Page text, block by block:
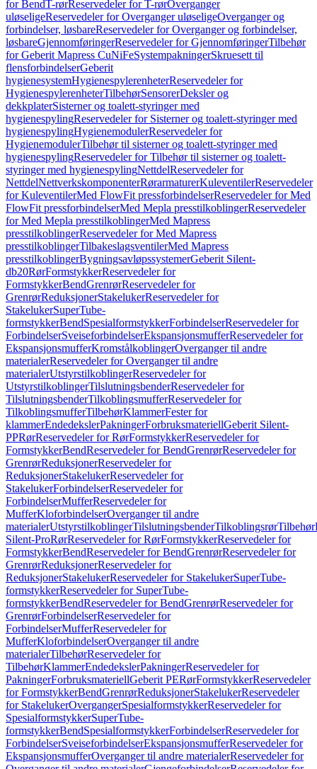
for BendT-rørReservedeler for T-rørOverganger
uløseligeReservedeler for Overganger uløseligeOverganger og
forbindelser, løsbareReservedeler for Overganger og forbindelser,
løsbareGjennomføringerReservedeler for GjennomføringerTilbehør
for Geberit Mapress CuNiFeSystempakningerSkruesett til
flensforbindelserGeberit
hygienesystemHygienespylerenheterReservedeler for
HygienespylerenheterTilbehørSensorerDeksler og
dekkplaterSisterner og toalett-styringer med
hygienespylingReservedeler for Sisterner og toalett-styringer med
hygienespylingHygienemodulerReservedeler for
HygienemodulerTilbehør til sisterner og toalett-styringer med
hygienespylingReservedeler for Tilbehør til sisterner og toalett-
styringer med hygienespylingNettdelReservedeler for
NettdelNettverkskomponenterRørarmaturerKuleventilerReservedeler
for KuleventilerMed FlowFit pressforbindelserReservedeler for Med
FlowFit pressforbindelserMed Mepla presstilkoblingerReservedeler
for Med Mepla presstilkoblingerMed Mapress
presstilkoblingerReservedeler for Med Mapress
presstilkoblingerTilbakeslagsventilerMed Mapress
presstilkoblingerBygningsavløpssystemerGeberit Silent-
db20RørFormstykkerReservedeler for
FormstykkerBendGrenrørReservedeler for
GrenrørReduksjonerStakelukerReservedeler for
StakelukerSuperTube-
formstykkerBendSpesialformstykkerForbindelserReservedeler for
ForbindelserSveiseforbindelserEkspansjonsmufferReservedeler for
EkspansjonsmufferKromstålkoblingerOverganger til andre
materialerReservedeler for Overganger til andre
materialerUtstyrstilkoblingerReservedeler for
UtstyrstilkoblingerTilslutningsbenderReservedeler for
TilslutningsbenderTilkoblingsmufferReservedeler for
TilkoblingsmufferTilbehørKlammerFester for
klammerEndedekslerPakningerForbruksmateriellGeberit Silent-
PPRørReservedeler for RørFormstykkerReservedeler for
FormstykkerBendReservedeler for BendGrenrørReservedeler for
GrenrørReduksjonerReservedeler for
ReduksjonerStakelukerReservedeler for
StakelukerForbindelserReservedeler for
ForbindelserMufferReservedeler for
MufferKloforbindelserOverganger til andre
materialerUtstyrstilkoblingerTilslutningsbenderTilkoblingsrørTilbehør
Silent-ProRørReservedeler for RørFormstykkerReservedeler for
FormstykkerBendReservedeler for BendGrenrørReservedeler for
GrenrørReduksjonerReservedeler for
ReduksjonerStakelukerReservedeler for StakelukerSuperTube-
formstykkerReservedeler for SuperTube-
formstykkerBendReservedeler for BendGrenrørReservedeler for
GrenrørForbindelserReservedeler for
ForbindelserMufferReservedeler for
MufferKloforbindelserOverganger til andre
materialerTilbehørReservedeler for
TilbehørKlammerEndedekslerPakningerReservedeler for
PakningerForbruksmateriellGeberit PERørFormstykkerReservedeler
for FormstykkerBendGrenrørReduksjonerStakelukerReservedeler
for StakelukerOvergangerSpesialformstykkerReservedeler for
SpesialformstykkerSuperTube-
formstykkerBendSpesialformstykkerForbindelserReservedeler for
ForbindelserSveiseforbindelserEkspansjonsmufferReservedeler for
EkspansjonsmufferOverganger til andre materialerReservedeler for